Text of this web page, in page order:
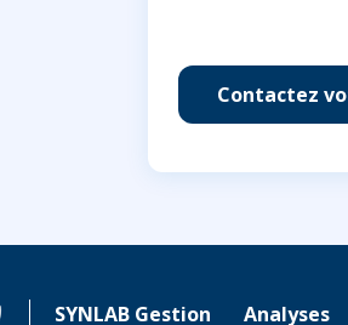
Contactez
SYNLAB Gestion Analyses